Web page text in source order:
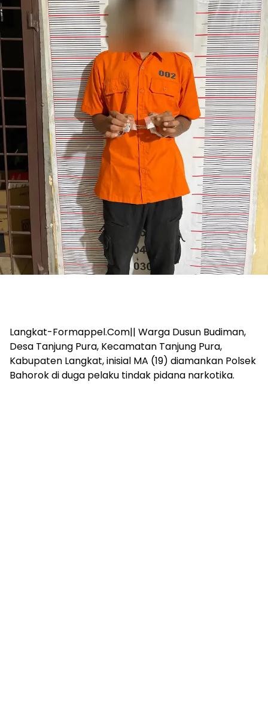
Langkat-Formappel.Com|| Warga Dusun Budiman,
Desa Tanjung Pura, Kecamatan Tanjung Pura,
Kabupaten Langkat, inisial MA (19) diamankan Polsek
Bahorok di duga pelaku tindak pidana narkotika.